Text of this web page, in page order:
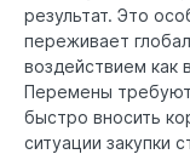
результат. Это
переживает
воздействием как
Перемены требуют
быстро вносить
ситуации закупки